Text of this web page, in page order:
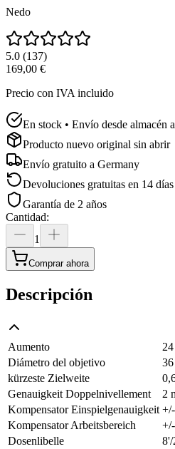
Nedo
5.0 (137)
169,00 €
Precio con IVA incluido
En stock • Envío desde almacén
Producto nuevo original sin abrir
Envío gratuito a Germany
Devoluciones gratuitas en 14 días
Garantía de 2 años
Cantidad:
1
Comprar ahora
Descripción
Aumento
Diámetro del objetivo
kürzeste Zielweite
Genauigkeit Doppelnivellement
2
Kompensator Einspielgenauigkeit
Kompensator Arbeitsbereich
Dosenlibelle
8'/